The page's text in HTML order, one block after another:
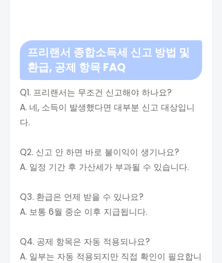
프리랜서 종합소득세 신고 방법 및
환급, 공제 항목 FAQ
Q1. 프리랜서는 무조건 신고해야 하나요?
A. 네, 소득이 발생했다면 대부분 신고 대상입니
다.
Q2. 신고 안 하면 바로 불이익이 생기나요?
A. 일정 기간 후 가산세가 부과될 수 있습니다.
Q3. 환급은 언제 받을 수 있나요?
A. 보통 6월 중순 이후 지급됩니다.
Q4. 공제 항목은 자동 적용되나요?
A. 일부는 자동 적용되지만 직접 확인이 필요합니